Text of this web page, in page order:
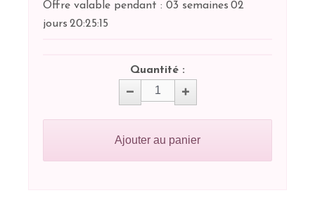
Offre valable pendant : 03 semaines 02
jours 20:25:15
Quantité :
Ajouter au panier